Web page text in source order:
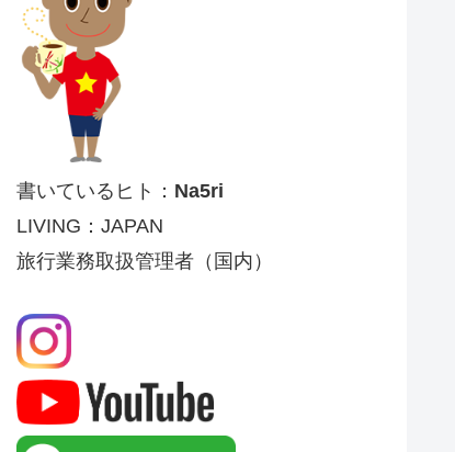
書いているヒト： Na5ri
LIVING：JAPAN
旅行業務取扱管理者（国内）